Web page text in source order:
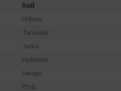
Reiß
Hübner
Turnwald
Janko
Hofmann
Heuger
Pfob